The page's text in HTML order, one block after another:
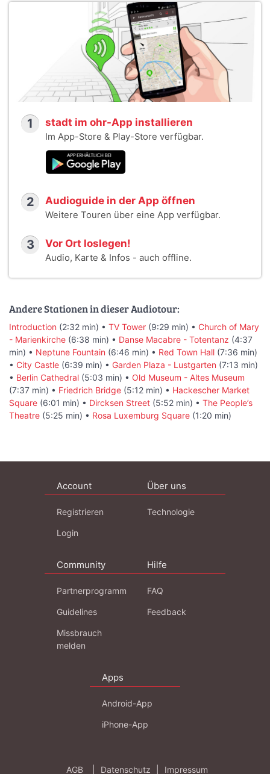
1 stadt im ohr-App installieren
Im App-Store & Play-Store verfügbar.
2 Audioguide in der App öffnen
Weitere Touren über eine App verfügbar.
3 Vor Ort loslegen!
Audio, Karte & Infos - auch offline.
Andere Stationen in dieser Audiotour:
Introduction (2:32 min) • TV Tower (9:29 min) • Church of Mary
- Marienkirche (6:38 min) • Danse Macabre - Totentanz (4:37
min) • Neptune Fountain (6:46 min) • Red Town Hall (7:36 min)
• City Castle (6:39 min) • Garden Plaza - Lustgarten (7:13 min)
• Berlin Cathedral (5:03 min) • Old Museum - Altes Museum
(7:37 min) • Friedrich Bridge (5:12 min) • Hackescher Market
Square (6:01 min) • Dircksen Street (5:52 min) • The People’s
Theatre (5:25 min) • Rosa Luxemburg Square (1:20 min)
Account
Registrieren
Login
Über uns
Technologie
Community
Partnerprogramm
Guidelines
Missbrauch
melden
Hilfe
FAQ
Feedback
Apps
Android-App
iPhone-App
AGB Datenschutz Impressum